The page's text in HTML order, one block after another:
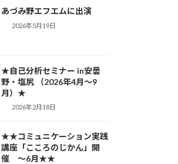
あづみ野エフエムに出演
2026年5月19日
★自己分析セミナー in安曇
野・塩尻 （2026年4月～9
月）★
2026年2月18日
★★コミュニケーション実践
講座「こころのじかん」開
催 ～6月★★